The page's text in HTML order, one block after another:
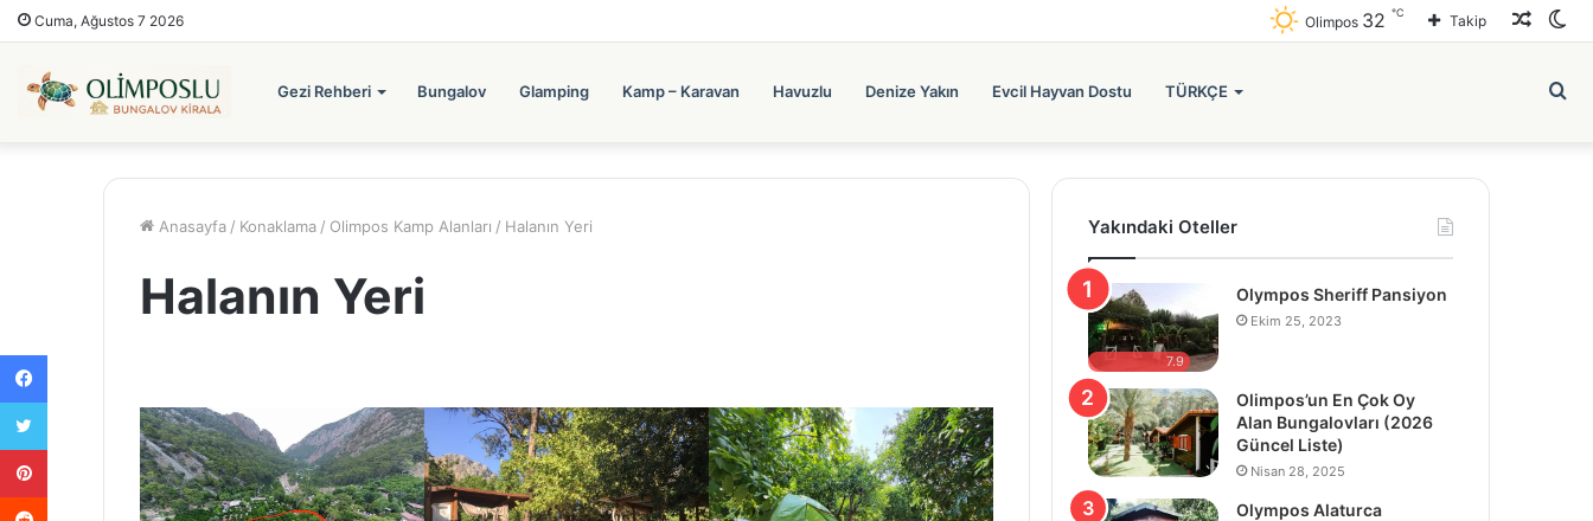
Cuma, Ağustos 7 2026 Takip
Olimpos 32 ℃
Gezi Rehberi Bungalov Glamping Kamp – Karavan Havuzlu Denize Yakın Evcil Hayvan Dostu TÜRKÇE
Anasayfa / Konaklama / Olimpos Kamp Alanları / Halanın Yeri
Halanın Yeri
Yakındaki Oteller
7.9
Olympos Sheriff Pansiyon
Ekim 25, 2023
Olimpos’un En Çok Oy
Alan Bungalovları (2026
Güncel Liste)
Nisan 28, 2025
Olympos Alaturca
Facebook
Twitter
Pinterest
Reddit